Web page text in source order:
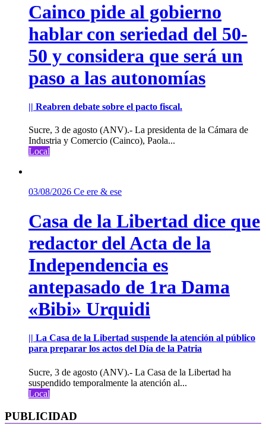
Cainco pide al gobierno
hablar con seriedad del 50-
50 y considera que será un
paso a las autonomías
|| Reabren debate sobre el pacto fiscal.
Sucre, 3 de agosto (ANV).- La presidenta de la Cámara de
Industria y Comercio (Cainco), Paola...
Local
03/08/2026 Ce ere & ese
Casa de la Libertad dice que
redactor del Acta de la
Independencia es
antepasado de 1ra Dama
«Bibi» Urquidi
|| La Casa de la Libertad suspende la atención al público
para preparar los actos del Día de la Patria
Sucre, 3 de agosto (ANV).- La Casa de la Libertad ha
suspendido temporalmente la atención al...
Local
PUBLICIDAD